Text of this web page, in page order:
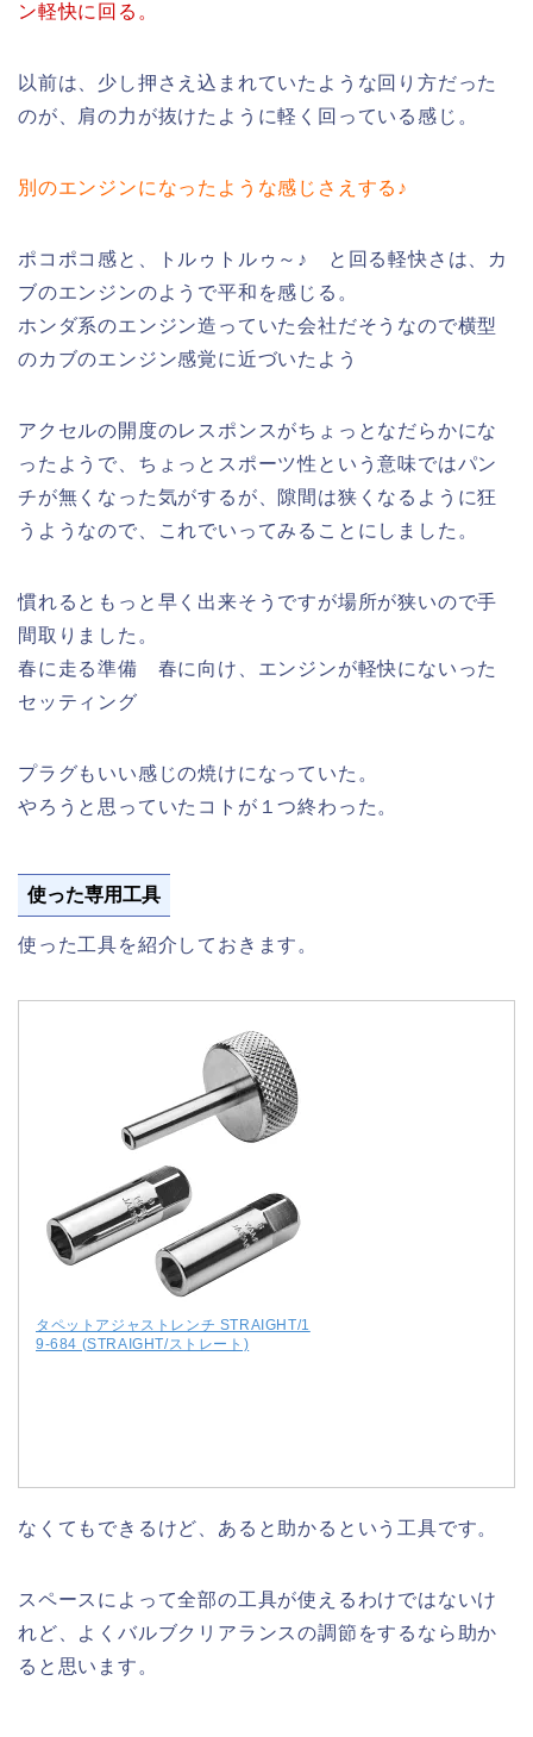
ン軽快に回る。
以前は、少し押さえ込まれていたような回り方だった
のが、肩の力が抜けたように軽く回っている感じ。
別のエンジンになったような感じさえする♪
ポコポコ感と、トルゥトルゥ～♪ と回る軽快さは、カ
ブのエンジンのようで平和を感じる。
ホンダ系のエンジン造っていた会社だそうなので横型
のカブのエンジン感覚に近づいたよう
アクセルの開度のレスポンスがちょっとなだらかにな
ったようで、ちょっとスポーツ性という意味ではパン
チが無くなった気がするが、隙間は狭くなるように狂
うようなので、これでいってみることにしました。
慣れるともっと早く出来そうですが場所が狭いので手
間取りました。
春に走る準備 春に向け、エンジンが軽快にないった
セッティング
プラグもいい感じの焼けになっていた。
やろうと思っていたコトが１つ終わった。
使った専用工具
使った工具を紹介しておきます。
タペットアジャストレンチ STRAIGHT/1
9-684 (STRAIGHT/ストレート)
なくてもできるけど、あると助かるという工具です。
スペースによって全部の工具が使えるわけではないけ
れど、よくバルブクリアランスの調節をするなら助か
ると思います。